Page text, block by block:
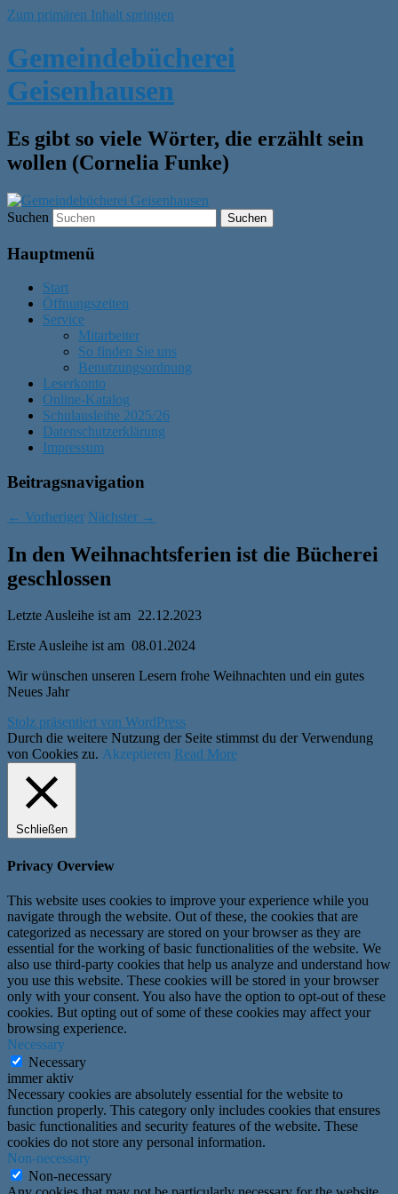
Zum primären Inhalt springen
Gemeindebücherei
Geisenhausen
Es gibt so viele Wörter, die erzählt sein
wollen (Cornelia Funke)
Suchen
Hauptmenü
Start
Öffnungszeiten
Service
Mitarbeiter
So finden Sie uns
Benutzungsordnung
Leserkonto
Online-Katalog
Schulausleihe 2025/26
Datenschutzerklärung
Impressum
Beitragsnavigation
← Vorheriger Nächster →
In den Weihnachtsferien ist die Bücherei
geschlossen
Letzte Ausleihe ist am 22.12.2023
Erste Ausleihe ist am 08.01.2024
Wir wünschen unseren Lesern frohe Weihnachten und ein gutes
Neues Jahr
Stolz präsentiert von WordPress
Durch die weitere Nutzung der Seite stimmst du der Verwendung
von Cookies zu. Akzeptieren Read More
Schließen
Privacy Overview
This website uses cookies to improve your experience while you
navigate through the website. Out of these, the cookies that are
categorized as necessary are stored on your browser as they are
essential for the working of basic functionalities of the website. We
also use third-party cookies that help us analyze and understand how
you use this website. These cookies will be stored in your browser
only with your consent. You also have the option to opt-out of these
cookies. But opting out of some of these cookies may affect your
browsing experience.
Necessary
Necessary
immer aktiv
Necessary cookies are absolutely essential for the website to
function properly. This category only includes cookies that ensures
basic functionalities and security features of the website. These
cookies do not store any personal information.
Non-necessary
Non-necessary